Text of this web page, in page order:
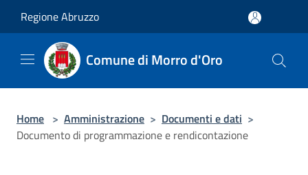
Regione Abruzzo
Comune di Morro d'Oro
Home > Amministrazione > Documenti e dati >
Documento di programmazione e rendicontazione